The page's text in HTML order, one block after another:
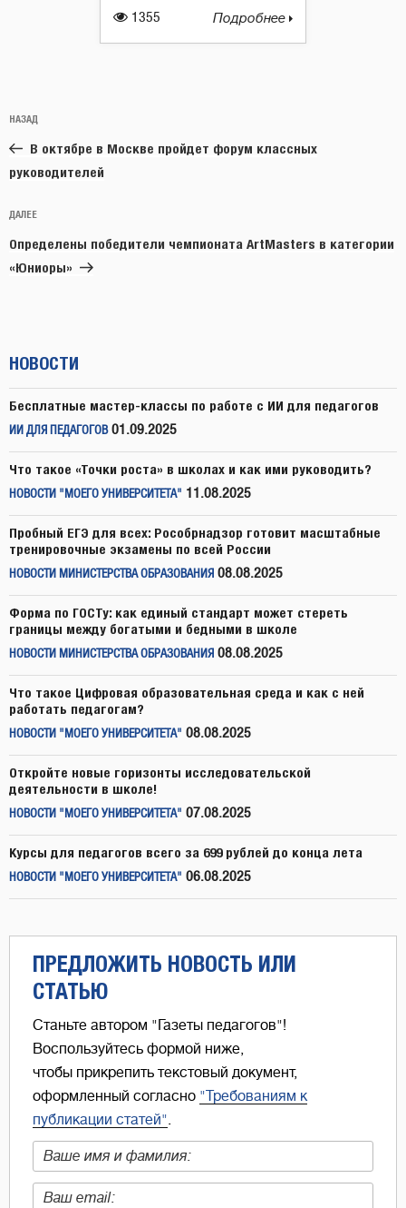
1355 Подробнее
по
записям
Предыдущая
запись:
НАЗАД
В октябре в Москве пройдет форум классных
руководителей
Следующая
запись
ДАЛЕЕ
Определены победители чемпионата ArtMasters в категории
«Юниоры»
НОВОСТИ
Бесплатные мастер-классы по работе с ИИ для педагогов
ИИ ДЛЯ ПЕДАГОГОВ 01.09.2025
Что такое «Точки роста» в школах и как ими руководить?
НОВОСТИ "МОЕГО УНИВЕРСИТЕТА" 11.08.2025
Пробный ЕГЭ для всех: Рособрнадзор готовит масштабные
тренировочные экзамены по всей России
НОВОСТИ МИНИСТЕРСТВА ОБРАЗОВАНИЯ 08.08.2025
Форма по ГОСТу: как единый стандарт может стереть
границы между богатыми и бедными в школе
НОВОСТИ МИНИСТЕРСТВА ОБРАЗОВАНИЯ 08.08.2025
Что такое Цифровая образовательная среда и как с ней
работать педагогам?
НОВОСТИ "МОЕГО УНИВЕРСИТЕТА" 08.08.2025
Откройте новые горизонты исследовательской
деятельности в школе!
НОВОСТИ "МОЕГО УНИВЕРСИТЕТА" 07.08.2025
Курсы для педагогов всего за 699 рублей до конца лета
НОВОСТИ "МОЕГО УНИВЕРСИТЕТА" 06.08.2025
ПРЕДЛОЖИТЬ НОВОСТЬ ИЛИ
СТАТЬЮ
Станьте автором "Газеты педагогов"!
Воспользуйтесь формой ниже,
чтобы прикрепить текстовый документ,
оформленный согласно "Требованиям к
публикации статей"